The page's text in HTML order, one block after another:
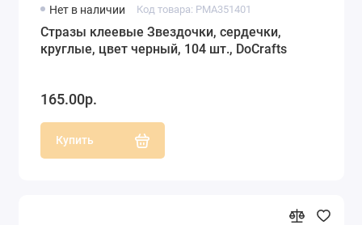
Нет в наличии Код товара: PMA351401
Стразы клеевые Звездочки, сердечки,
круглые, цвет черный, 104 шт., DoCrafts
165.00р.
Купить